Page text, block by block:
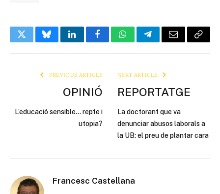
TwitterBlueskyLinkedInFacebookWhatsAppTelegramEmail Copy
PREVIOUS ARTICLE
OPINIÓ
L’educació sensible… repte i
utopia?
NEXT ARTICLE
REPORTATGE
La doctorant que va
denunciar abusos laborals a
la UB: el preu de plantar cara
Francesc Castellana